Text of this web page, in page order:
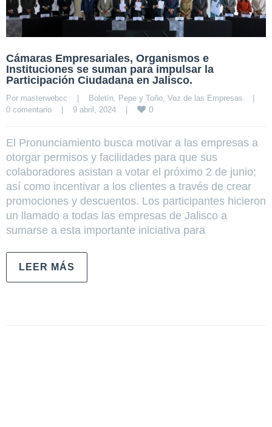
Cámaras Empresariales, Organismos e
Instituciones se suman para impulsar la
Participación Ciudadana en Jalisco.
Por masterwebcc | Boletín Pepe y Toño Voz de las Empresas
|
0 comentario
| 9 abril, 2024 | 0
El Pronunciamiento busca motivar a las empresas a
otorgar permisos y facilidades para que sus
colaboradores asistan a votar el próximo 2 de junio;
así como incentivar a los clientes a través de crear
promociones y descuentos. Los participantes hicieron
un llamado a todas las empresas de Jalisco a
sumarse a esta importante iniciativa para
LEER MÁS